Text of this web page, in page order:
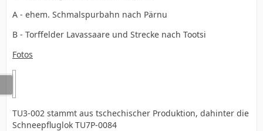
A - ehem. Schmalspurbahn nach Pärnu
B - Torffelder Lavassaare und Strecke nach Tootsi
Fotos
TU3-002 stammt aus tschechischer Produktion, dahinter die
Schneepfluglok TU7P-0084